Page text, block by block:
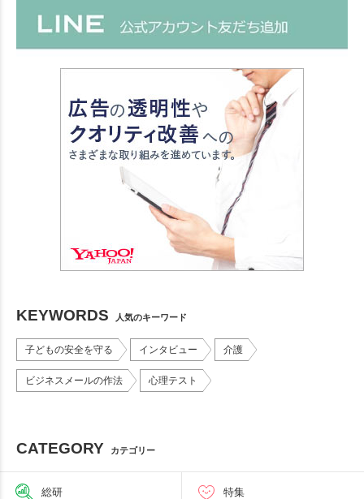
KEYWORDS 人気のキーワード
子どもの安全を守る インタビュー 介護
ビジネスメールの作法 心理テスト
CATEGORY カテゴリー
総研 特集